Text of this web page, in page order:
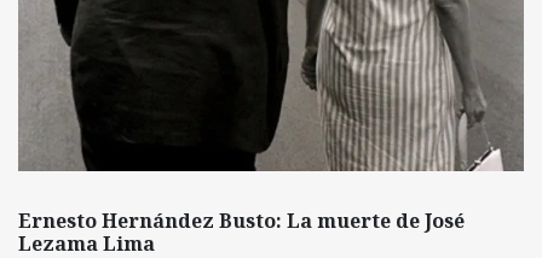
Ernesto Hernández Busto: La muerte de José
Lezama Lima